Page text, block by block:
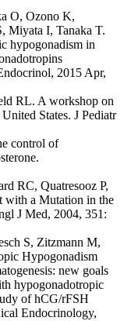
O, Ozono K,
Miyata I, Tanaka T.
hypogonadism in
2015 Apr,
RL. A workshop on
States. J Pediatr
control of
RC, Quatresooz P,
with a Mutation in the
J Med, 2004, 351:
S, Zitzmann M,
Hypogonadism
new goals
hypogonadotropic
of hCG/rFSH
Endocrinology,